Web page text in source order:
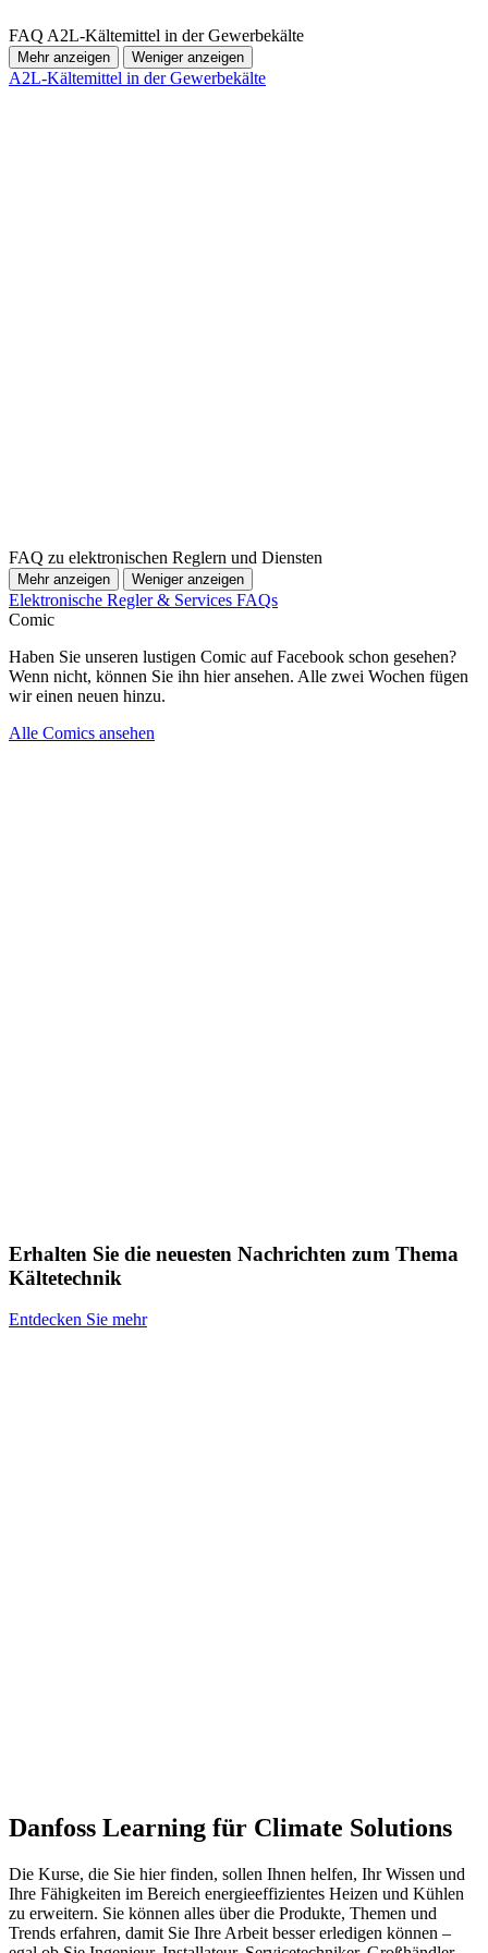
FAQ A2L-Kältemittel in der Gewerbekälte
Mehr anzeigen Weniger anzeigen
A2L-Kältemittel in der Gewerbekälte
FAQ zu elektronischen Reglern und Diensten
Mehr anzeigen Weniger anzeigen
Elektronische Regler & Services FAQs
Comic
Haben Sie unseren lustigen Comic auf Facebook schon gesehen?
Wenn nicht, können Sie ihn hier ansehen. Alle zwei Wochen fügen
wir einen neuen hinzu.
Alle Comics ansehen
Erhalten Sie die neuesten Nachrichten zum Thema
Kältetechnik
Entdecken Sie mehr
Danfoss Learning für Climate Solutions
Die Kurse, die Sie hier finden, sollen Ihnen helfen, Ihr Wissen und
Ihre Fähigkeiten im Bereich energieeffizientes Heizen und Kühlen
zu erweitern. Sie können alles über die Produkte, Themen und
Trends erfahren, damit Sie Ihre Arbeit besser erledigen können –